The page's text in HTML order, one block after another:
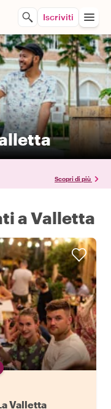
Iscriviti
Scopri di più
a Valletta
Valletta